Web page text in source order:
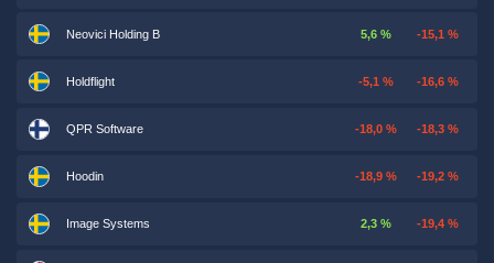
Neovici Holding B 5,6 % -15,1 %
Holdflight -5,1 % -16,6 %
QPR Software -18,0 % -18,3 %
Hoodin -18,9 % -19,2 %
Image Systems 2,3 % -19,4 %